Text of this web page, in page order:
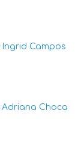
Ingrid Campos
Adriana Choca